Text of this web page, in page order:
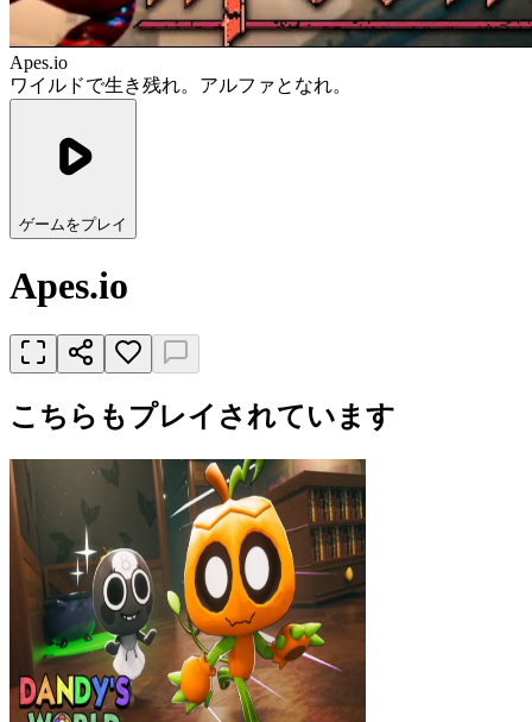
Apes.io
ワイルドで生き残れ。アルファとなれ。
ゲームをプレイ
Apes.io
こちらもプレイされています